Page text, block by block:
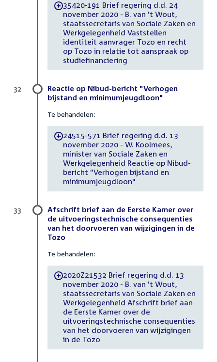
-35420-191 Brief regering d.d. 24
november 2020 - B. van 't Wout,
staatssecretaris van Sociale Zaken en
Werkgelegenheid Vaststellen
identiteit aanvrager Tozo en recht
op Tozo in relatie tot aanspraak op
studiefinanciering
Reactie op Nibud-bericht "Verhogen
bijstand en minimumjeugdloon"
Te behandelen:
-24515-571 Brief regering d.d. 13
november 2020 - W. Koolmees,
minister van Sociale Zaken en
Werkgelegenheid Reactie op Nibud-
bericht "Verhogen bijstand en
minimumjeugdloon"
32
Afschrift brief aan de Eerste Kamer over
de uitvoeringstechnische consequenties
van het doorvoeren van wijzigingen in de
Tozo
Te behandelen:
-2020Z21532 Brief regering d.d. 13
november 2020 - B. van 't Wout,
staatssecretaris van Sociale Zaken en
Werkgelegenheid Afschrift brief aan
de Eerste Kamer over de
uitvoeringstechnische consequenties
van het doorvoeren van wijzigingen
in de Tozo
33